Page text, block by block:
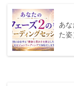
あ
た